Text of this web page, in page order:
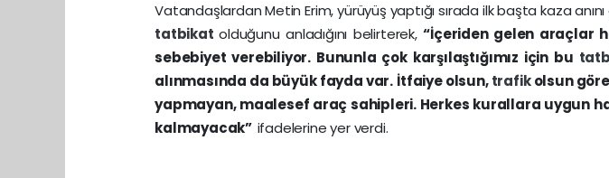
Vatandaşlardan Metin Erim, yürüyüş yaptığı sırada ilk başta kaza
tatbikatolduğunu anladığını belirterek,“İçeriden gelen araçlar
sebebiyet verebiliyor. Bununla çok karşılaştığımız için bu
alınmasında da büyük fayda var. İtfaiye olsun,trafikolsun
yapmayan, maalesef araç sahipleri. Herkes kurallara uygun
kalmayacak” ifadelerine yer verdi.